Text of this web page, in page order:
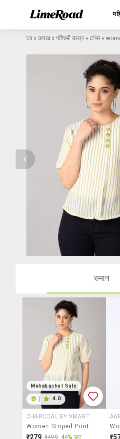
घर » कपड़ा » पश्चिमी वस्त्र » टॉप्स »
समान
Mahabachat Sale
4.0
CHARCOAL BY VMART
Women Striped Printed Short Sleeves Top
₹279 ₹499 44% छूट